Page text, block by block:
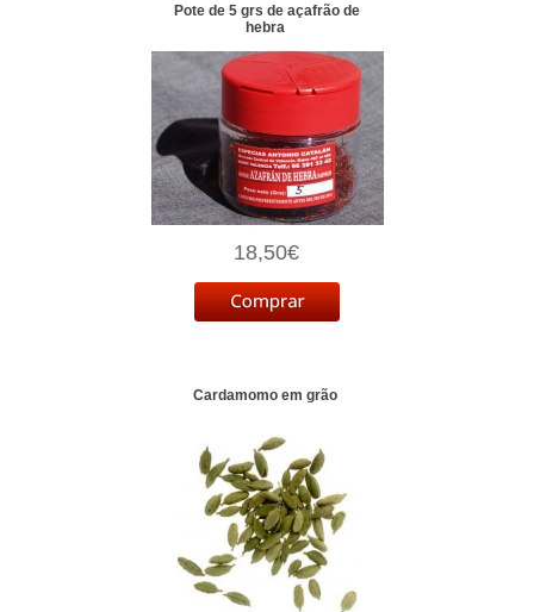
Pote de 5 grs de açafrão de
hebra
18,50€
Cardamomo em grão